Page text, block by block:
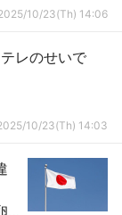
10/23(Th) 14:06
レのせいで
10/23(Th) 14:03